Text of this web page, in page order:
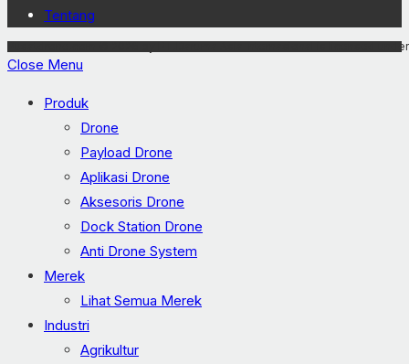
Tentang
Pusatdrone.com © 2026 by PT.Daruma Asia Internasional is licensed
Close Menu
Produk
Drone
Payload Drone
Aplikasi Drone
Aksesoris Drone
Dock Station Drone
Anti Drone System
Merek
Lihat Semua Merek
Industri
Agrikultur